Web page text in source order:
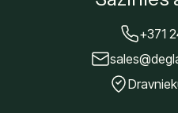
+371